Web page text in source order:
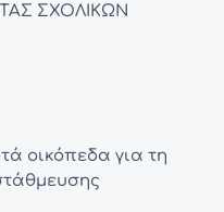
ΣΧΟΛΙΚΩΝ
οικόπεδα για τη